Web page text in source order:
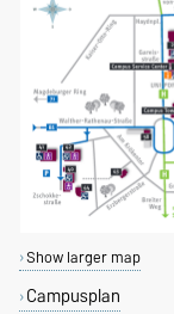
Show larger map
Campusplan